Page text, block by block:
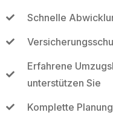
Schnelle
Erfahrene
unterstützen Sie
Komplette